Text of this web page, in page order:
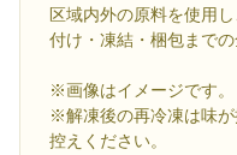
区域内外の原料を使用
付け・凍結・梱包まで
※画像はイメージです。
※解凍後の再冷凍は味
控えください。